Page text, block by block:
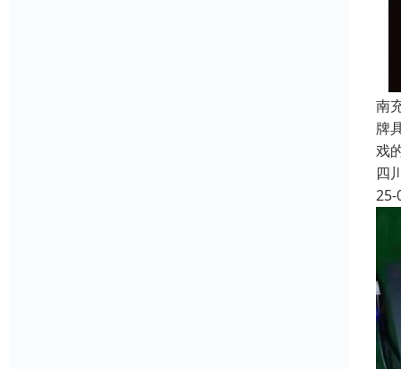
南
牌
戏
四
25-